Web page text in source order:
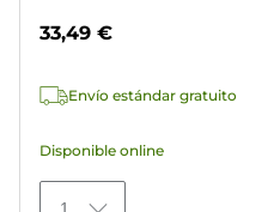
37
33,49 €
Envío estándar gratuito
Disponible online